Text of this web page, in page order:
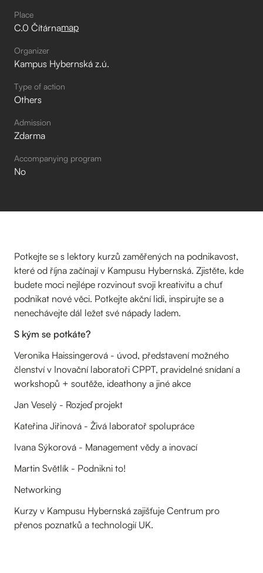
Place
C.0 Čítárnamap
Organizer
Kampus Hybernská z.ú.
Type of action
Others
Admission
Zdarma
Accompanying program
No
Potkejte se s lektory kurzů zaměřených na podnikavost,
které od října začínají v Kampusu Hybernská. Zjistěte, kde
budete moci nejlépe rozvinout svoji kreativitu a chuť
podnikat nové věci. Potkejte akční lidi, inspirujte se a
nenechávejte dál ležet své nápady ladem.
S kým se potkáte?
Veronika Haissingerová - úvod, představení možného
členství v Inovační laboratoři CPPT, pravidelné snídaní a
workshopů + soutěže, ideathony a jiné akce
Jan Veselý - Rozjeď projekt
Kateřina Jiřinová - Živá laboratoř spolupráce
Ivana Sýkorová - Management vědy a inovací
Martin Světlík - Podnikni to!
Networking
Kurzy v Kampusu Hybernská zajišťuje Centrum pro
přenos poznatků a technologií UK.